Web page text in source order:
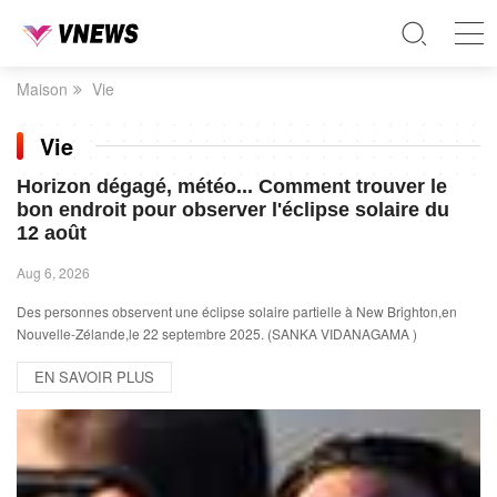
Maison Vie
Vie
Horizon dégagé, météo... Comment trouver le
bon endroit pour observer l'éclipse solaire du
12 août
Aug 6, 2026
Des personnes observent une éclipse solaire partielle à New Brighton,en
Nouvelle-Zélande,le 22 septembre 2025. (SANKA VIDANAGAMA )
EN SAVOIR PLUS